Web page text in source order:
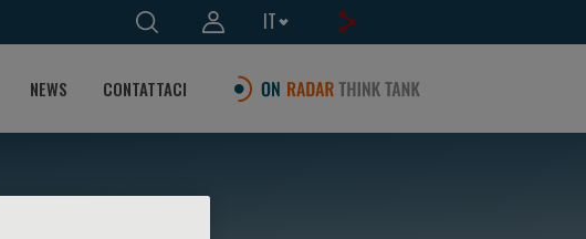
IT
NEWS CONTATTACI